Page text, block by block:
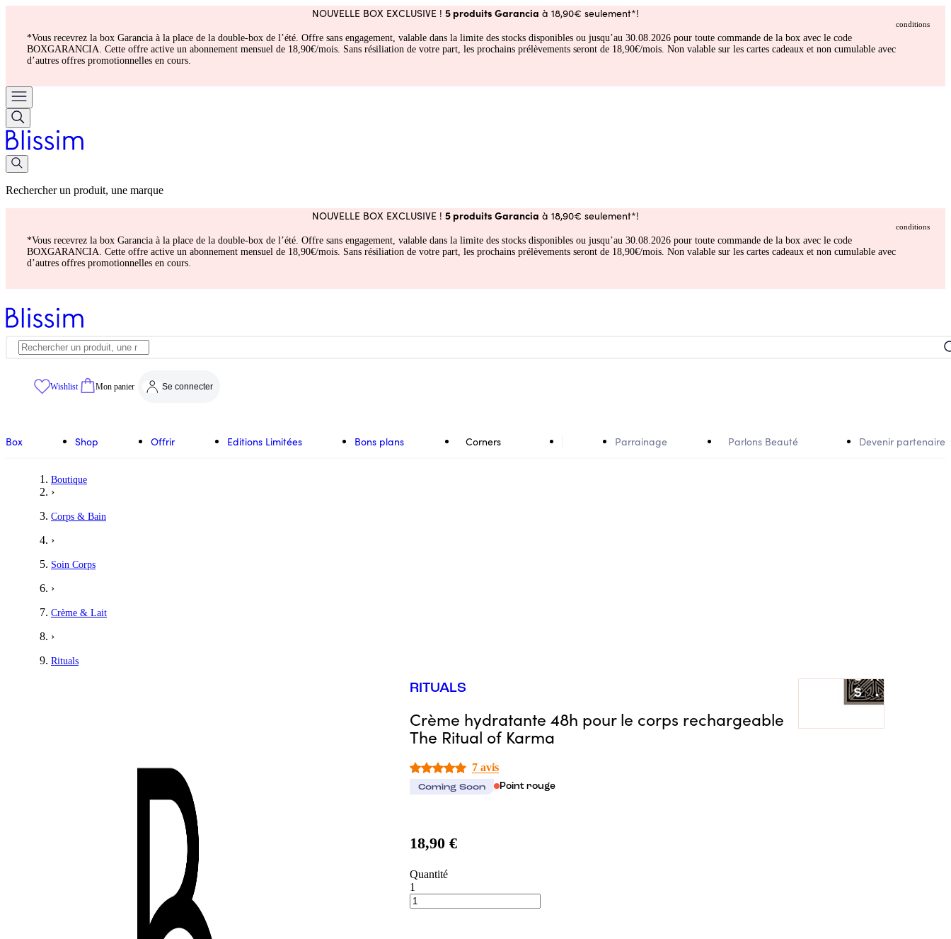
NOUVELLE BOX EXCLUSIVE ! 5 produits Garancia à 18,90€ seulement*!
conditions
*Vous recevrez la box Garancia à la place de la double-box de l’été. Offre sans engagement, valable dans la limite des stocks disponibles ou jusqu’au 30.08.2026 pour toute commande de la box avec le code
BOXGARANCIA. Cette offre active un abonnement mensuel de 18,90€/mois. Sans résiliation de votre part, les prochains prélèvements seront de 18,90€/mois. Non valable sur les cartes cadeaux et non cumulable avec
d’autres offres promotionnelles en cours.
Rechercher un produit, une marque
NOUVELLE BOX EXCLUSIVE ! 5 produits Garancia à 18,90€ seulement*!
conditions
*Vous recevrez la box Garancia à la place de la double-box de l’été. Offre sans engagement, valable dans la limite des stocks disponibles ou jusqu’au 30.08.2026 pour toute commande de la box avec le code
BOXGARANCIA. Cette offre active un abonnement mensuel de 18,90€/mois. Sans résiliation de votre part, les prochains prélèvements seront de 18,90€/mois. Non valable sur les cartes cadeaux et non cumulable avec
d’autres offres promotionnelles en cours.
Wishlist Mon panier Se connecter
Box Shop Offrir Editions Limitées Bons plans Corners Parrainage Parlons Beauté Devenir partenaire
Boutique
›
Corps & Bain
›
Soin Corps
›
Crème & Lait
›
Rituals
RITUALS
Crème hydratante 48h pour le corps rechargeable
The Ritual of Karma
7 avis
Coming Soon Point rouge
18,90 €
Quantité
1